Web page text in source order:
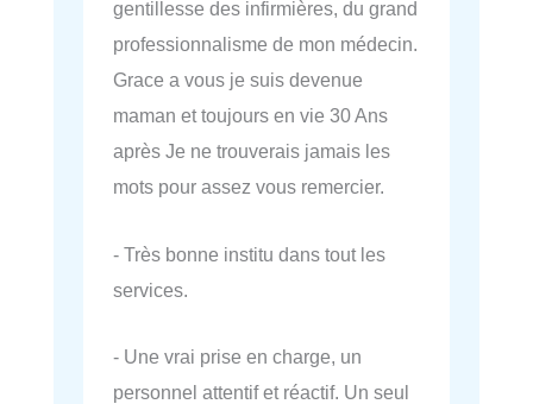
gentillesse des infirmières, du grand
professionnalisme de mon médecin.
Grace a vous je suis devenue
maman et toujours en vie 30 Ans
après Je ne trouverais jamais les
mots pour assez vous remercier.
- Très bonne institu dans tout les
services.
- Une vrai prise en charge, un
personnel attentif et réactif. Un seul